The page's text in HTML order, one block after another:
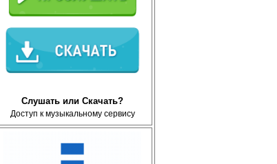
Слушать или Скачать?
Доступ к музыкальному сервису